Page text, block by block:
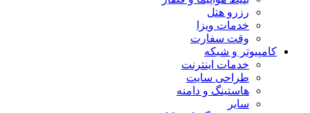
رزرو هتل
خدمات ویزا
وقت سفارت
کامپیوتر و شبکه
خدمات اینترنت
طراحی سایت
هاستینگ و دامنه
سایر